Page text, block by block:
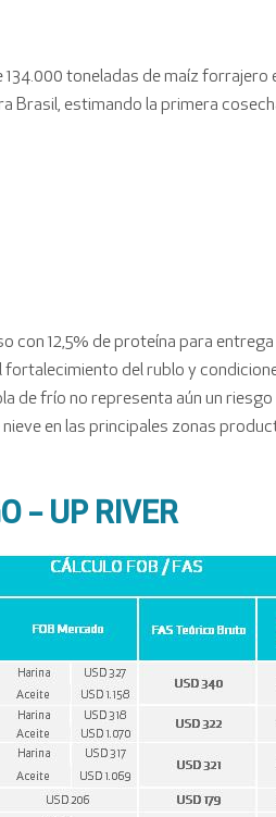
toneladas de maíz forrajero
estimando la primera
con 12,5% de proteína para
fortalecimiento del rublo y
de frío no representa aún un
en las principales zonas
– UP RIVER